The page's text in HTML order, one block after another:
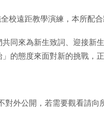
校遠距教學演練，本所配
同來為新生致詞、迎接新
的態度來面對新的挑戰，
外公開，若需要觀看請向